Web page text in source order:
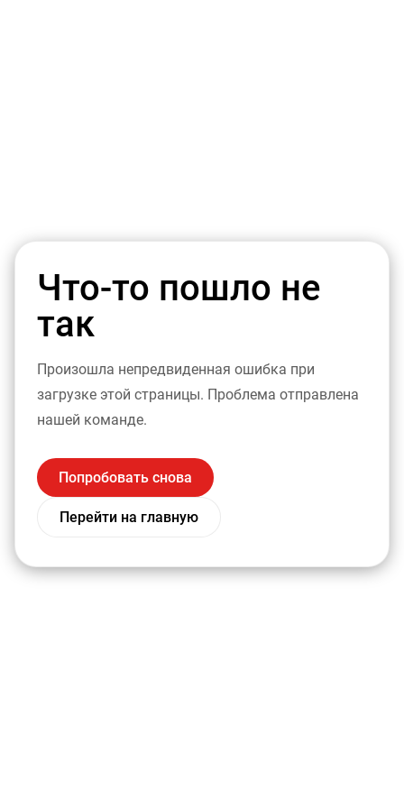
Что-то пошло не
так
Произошла непредвиденная ошибка при
загрузке этой страницы. Проблема отправлена
нашей команде.
Попробовать снова
Перейти на главную